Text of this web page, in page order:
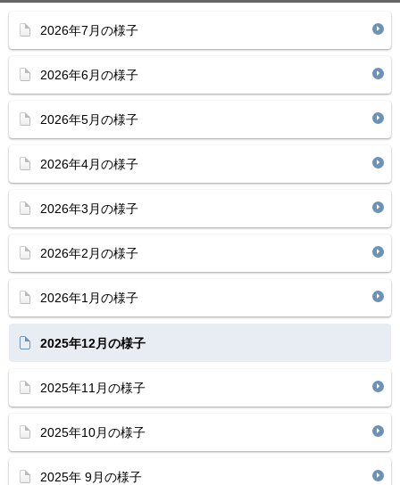
2026年7月の様子
2026年6月の様子
2026年5月の様子
2026年4月の様子
2026年3月の様子
2026年2月の様子
2026年1月の様子
2025年12月の様子
2025年11月の様子
2025年10月の様子
2025年 9月の様子